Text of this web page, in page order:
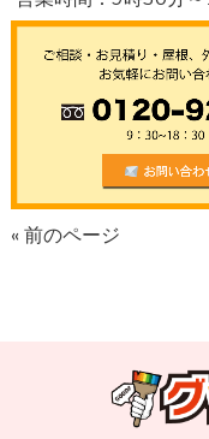
« 前のページ